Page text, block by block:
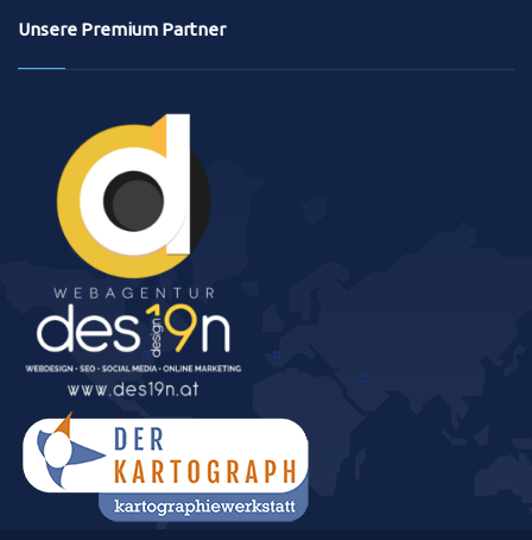
Unsere Premium Partner